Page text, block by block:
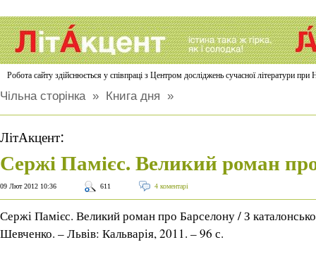
Робота сайту здійснюється у співпраці з Центром досліджень сучасної літератури
Чільна сторінка» Книга дня »
ЛітАкцент:
Сержі Памієс. Великий роман
09 Лют 2012 10:36 611 4 коментарі
Сержі Памієс. Великий роман про Барселону / З
Шевченко. – Львів: Кальварія, 2011. – 96 с.